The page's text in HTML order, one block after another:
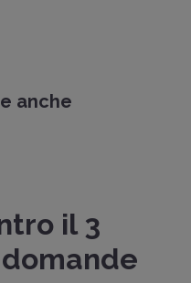
anche
il 3